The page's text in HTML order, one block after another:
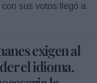
sus votos llegó a
exigen al
el idioma.